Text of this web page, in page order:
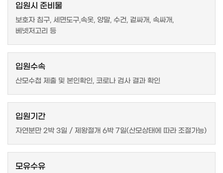
소아청소년과
고객서비스
입원시 준비물
보호자 침구, 세면도구,속옷, 양말, 수건, 겉싸개, 속싸개,
베넷저고리 등
입원수속
산모수첩 제출 및 본인확인, 코로나 검사 결과 확인
입원기간
자연분만 2박 3일 / 제왕절개 6박 7일(산모상태에 따라 조절가능)
모유수유